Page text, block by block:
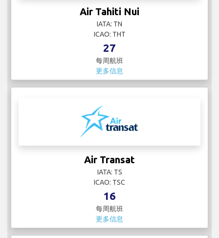
Air Tahiti Nui
IATA: TN
ICAO: THT
27
每周航班
更多信息
Air Transat
IATA: TS
ICAO: TSC
16
每周航班
更多信息